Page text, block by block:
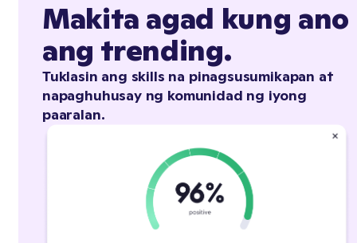
Makita agad kung ano
ang trending.
Tuklasin ang skills na pinagsusumikapan at
napaghuhusay ng komunidad ng iyong
paaralan.